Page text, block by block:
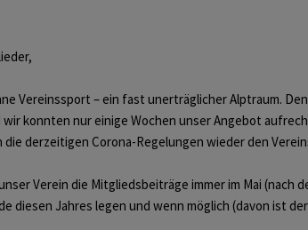
Vereinssport – ein fast unerträglicher Alptraum.
konnten nur einige Wochen unser Angebot
derzeitigen Corona-Regelungen wieder den
Verein die Mitgliedsbeiträge immer im Mai (nach
diesen Jahres legen und wenn möglich (davon ist